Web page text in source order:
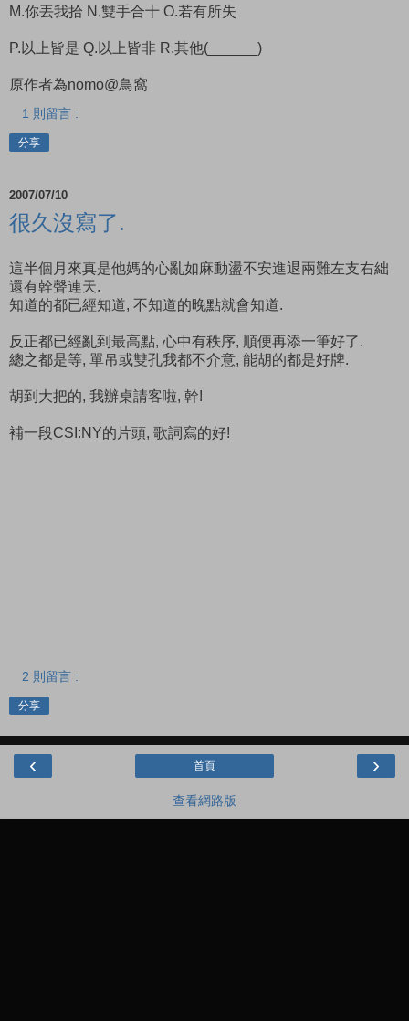
M.你丟我拾 N.雙手合十 O.若有所失
P.以上皆是 Q.以上皆非 R.其他(______)
原作者為nomo@鳥窩
1 則留言 :
分享
2007/07/10
很久沒寫了.
這半個月來真是他媽的心亂如麻動盪不安進退兩難左支右絀
還有幹聲連天.
知道的都已經知道, 不知道的晚點就會知道.
反正都已經亂到最高點, 心中有秩序, 順便再添一筆好了.
總之都是等, 單吊或雙孔我都不介意, 能胡的都是好牌.
胡到大把的, 我辦桌請客啦, 幹!
補一段CSI:NY的片頭, 歌詞寫的好!
2 則留言 :
分享
‹ ›
首頁
查看網路版